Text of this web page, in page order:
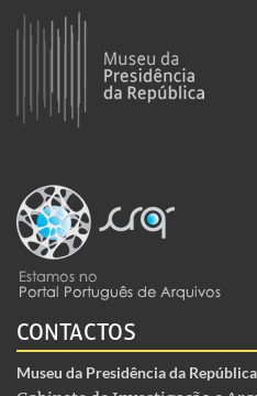
CONTACTOS
Museu da Presidência da República